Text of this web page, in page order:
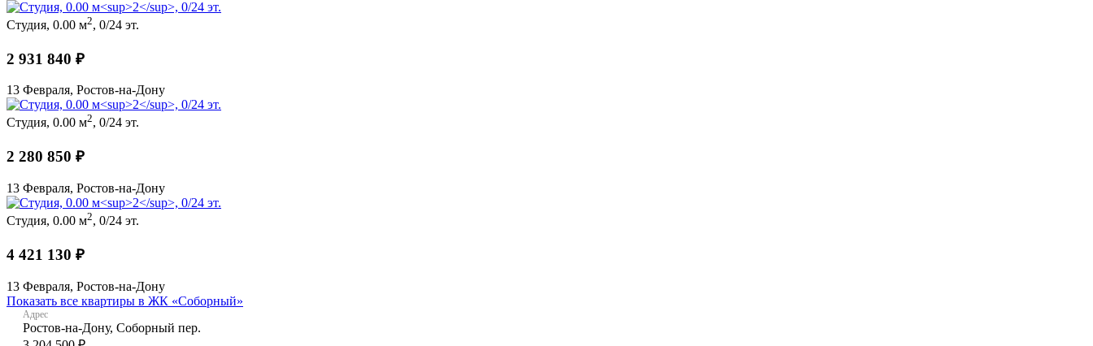
Студия, 0.00 м2, 0/24 эт.
2 931 840 ₽
13 Февраля, Ростов-на-Дону
Студия, 0.00 м2, 0/24 эт.
2 280 850 ₽
13 Февраля, Ростов-на-Дону
Студия, 0.00 м2, 0/24 эт.
4 421 130 ₽
13 Февраля, Ростов-на-Дону
Показать все квартиры в ЖК «Соборный»
Адрес
Ростов-на-Дону, Соборный пер.